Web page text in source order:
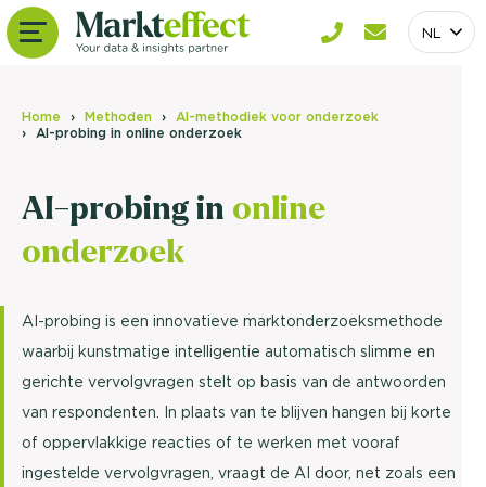
NL
Home Methoden
AI-methodiek voor onderzoek
AI-probing in online onderzoek
AI-probing in online
onderzoek
AI-probing is een innovatieve marktonderzoeksmethode
waarbij kunstmatige intelligentie automatisch slimme en
gerichte vervolgvragen stelt op basis van de antwoorden
van respondenten. In plaats van te blijven hangen bij korte
of oppervlakkige reacties of te werken met vooraf
ingestelde vervolgvragen, vraagt de AI door, net zoals een